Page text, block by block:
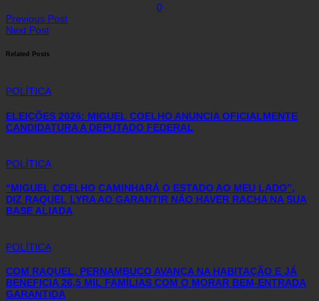
0
Previous Post
Next Post
Related Posts
POLÍTICA
ELEIÇÕES 2026: MIGUEL COELHO ANUNCIA OFICIALMENTE
CANDIDATURA A DEPUTADO FEDERAL
POLÍTICA
“MIGUEL COELHO CAMINHARÁ O ESTADO AO MEU LADO”,
DIZ RAQUEL LYRA AO GARANTIR NÃO HAVER RACHA NA SUA
BASE ALIADA
POLÍTICA
COM RAQUEL, PERNAMBUCO AVANÇA NA HABITAÇÃO E JÁ
BENEFICIA 26,5 MIL FAMÍLIAS COM O MORAR BEM-ENTRADA
GARANTIDA